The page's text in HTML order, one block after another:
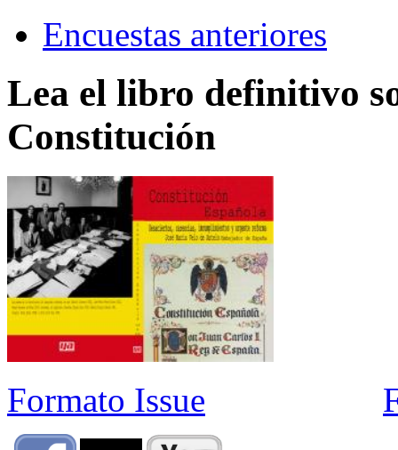
Encuestas anteriores
Lea el libro definitivo
Constitución
Formato Issue